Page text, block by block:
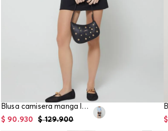
Blusa camisera manga larga para mujer
$ 129.900
$ 90.930 $